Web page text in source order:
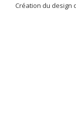
Création du design